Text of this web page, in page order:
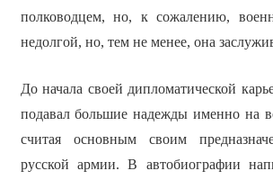
полководцем, но, к сожалению,
недолгой, но, тем не менее, она
До начала своей дипломатической
подавал большие надежды именно на
считая основным своим
русской армии. В автобиографии